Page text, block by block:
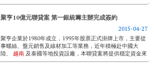
聚亨10億元聯貸案 第一銀統籌主辦完成簽約
2015-04-27
聚亨企業於1980年成立，1995年股票正式掛牌上市，主要從
事螺絲、盤元銷售及線材加工等業務，近年積極赴中國大
陸、
越南 及泰國等地投資設廠，本聯貸案將提供穩定資金來
源，作為聚亨企業未來中長期業務發展之後盾。 聚亨於...